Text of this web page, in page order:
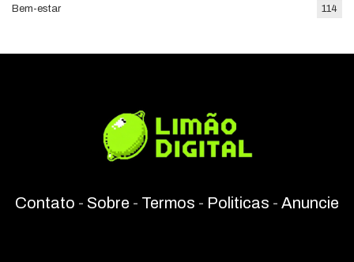
Bem-estar 114
Contato - Sobre - Termos - Politicas - Anuncie